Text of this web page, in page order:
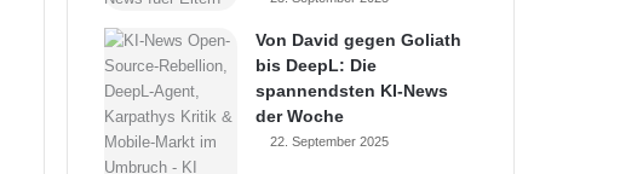
Von David gegen Goliath
bis DeepL: Die
spannendsten KI-News
der Woche
22. September 2025